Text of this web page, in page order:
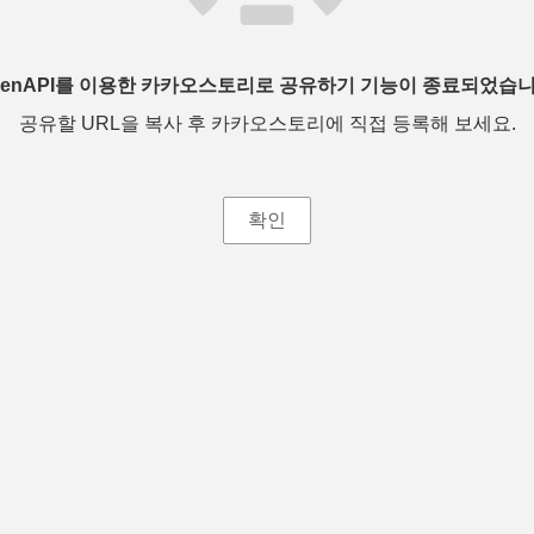
를 이용한 카카오스토리로 공유하기 기능이 종료되었습
공유할 URL을 복사 후 카카오스토리에 직접 등록해 보세요.
확인